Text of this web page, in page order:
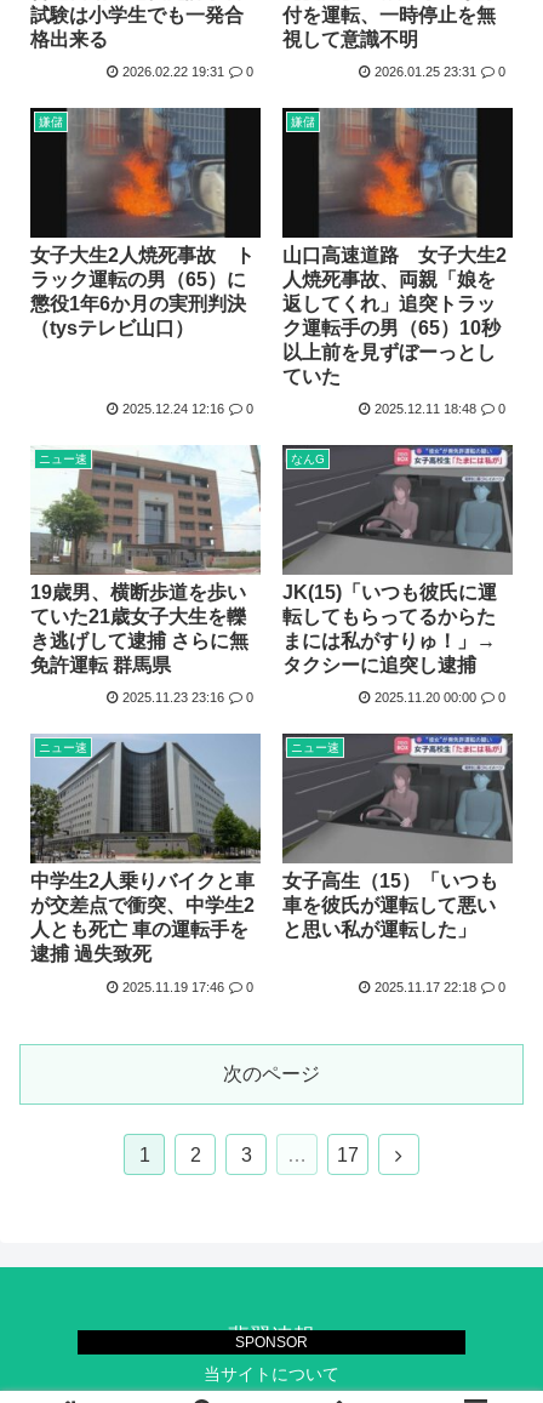
SPONSOR
試験は小学生でも一発合
格出来る
2026.02.22 19:31 0
付を運転、一時停止を無
視して意識不明
2026.01.25 23:31 0
嫌儲
女子大生2人焼死事故 ト
ラック運転の男（65）に
懲役1年6か月の実刑判決
（tysテレビ山口）
2025.12.24 12:16 0
嫌儲
山口高速道路 女子大生2
人焼死事故、両親「娘を
返してくれ」追突トラッ
ク運転手の男（65）10秒
以上前を見ずぼーっとし
ていた
2025.12.11 18:48 0
ニュー速
19歳男、横断歩道を歩い
ていた21歳女子大生を轢
き逃げして逮捕 さらに無
免許運転 群馬県
2025.11.23 23:16 0
なんG
JK(15)「いつも彼氏に運
転してもらってるからた
まには私がすりゅ！」→
タクシーに追突し逮捕
2025.11.20 00:00 0
ニュー速
中学生2人乗りバイクと車
が交差点で衝突、中学生2
人とも死亡 車の運転手を
逮捕 過失致死
2025.11.19 17:46 0
ニュー速
女子高生（15）「いつも
車を彼氏が運転して悪い
と思い私が運転した」
2025.11.17 22:18 0
次のページ
1 2 3 … 17
次
翡翠速報
当サイトについて